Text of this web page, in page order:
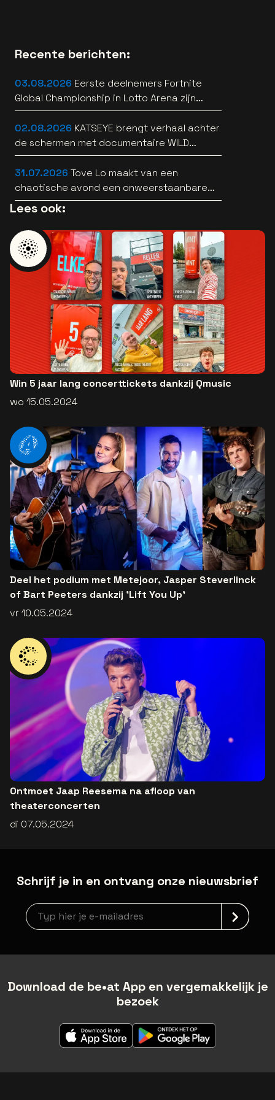
Recente berichten:
03.08.2026 Eerste deelnemers Fortnite
Global Championship in Lotto Arena zijn
bekend
02.08.2026 KATSEYE brengt verhaal achter
de schermen met documentaire WILD
HEARTS [trailer]
31.07.2026 Tove Lo maakt van een
chaotische avond een onweerstaanbare
popsong
Lees ook:
Win 5 jaar lang concerttickets dankzij Qmusic
wo 15.05.2024
Deel het podium met Metejoor, Jasper Steverlinck
of Bart Peeters dankzij 'Lift You Up'
vr 10.05.2024
Ontmoet Jaap Reesema na afloop van
theaterconcerten
di 07.05.2024
Schrijf je in en ontvang onze nieuwsbrief
Nieuwsbrief aanmelding
Download de be•at App en vergemakkelijk je
bezoek